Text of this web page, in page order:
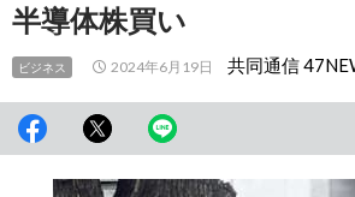
半導体株買い
ビジネス 2024年6月19日 共同通信